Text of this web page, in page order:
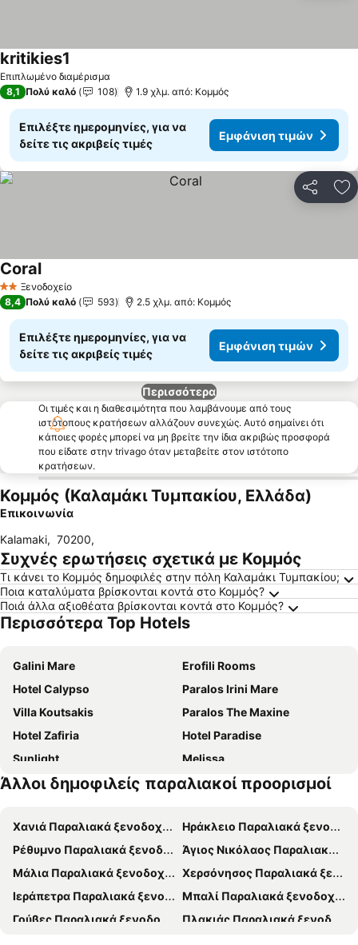
Επιπλωμένο διαμέρισμα
kritikies1
8,1 Πολύ καλό 108 1.9 χλμ. από: Κομμός
Επιλέξτε ημερομηνίες, για να
δείτε τις ακριβείς τιμές
Εμφάνιση τιμών
2 ΑστέριαΞενοδοχείο
Coral
8,4 Πολύ καλό 593 2.5 χλμ. από: Κομμός
Επιλέξτε ημερομηνίες, για να
δείτε τις ακριβείς τιμές
Εμφάνιση τιμών
Περισσότερα
Οι τιμές και η διαθεσιμότητα που λαμβάνουμε από τους
ιστότοπους κρατήσεων αλλάζουν συνεχώς. Αυτό σημαίνει ότι
κάποιες φορές μπορεί να μη βρείτε την ίδια ακριβώς προσφορά
που είδατε στην trivago όταν μεταβείτε στον ιστότοπο
κρατήσεων.
Κομμός (Καλαμάκι Τυμπακίου, Ελλάδα)
Επικοινωνία
Kalamaki, 70200,
Συχνές ερωτήσεις σχετικά με Κομμός
Τι κάνει το Κομμός δημοφιλές στην πόλη Καλαμάκι Τυμπακίου;
Ποια καταλύματα βρίσκονται κοντά στο Κομμός?
Ποιά άλλα αξιοθέατα βρίσκονται κοντά στο Κομμός?
Περισσότερα Top Hotels
Galini Mare
Erofili Rooms
Hotel Calypso
Paralos Irini Mare
Villa Koutsakis
Paralos The Maxine
Hotel Zafiria
Hotel Paradise
Sunlight
Melissa
Akteon Rooms
Ξενοδοχείο Ίδη
Minos
Alexander Beach
Νέος Μάταλα πρώην Ξενοφών
Pension Nikos
Eva Marina Hotel
Adonis Hotel
Astoria
Hotel Areti
ARTEMIS beach studios
Matala Bay Hotel
Άλλοι δημοφιλείς παραλιακοί προορισμοί
Χανιά Παραλιακά ξενοδοχεία
Ηράκλειο Παραλιακά ξενοδοχεία
Ρέθυμνο Παραλιακά ξενοδοχεία
Άγιος Νικόλαος Παραλιακά ξενοδοχεία
Μάλια Παραλιακά ξενοδοχεία
Χερσόνησος Παραλιακά ξενοδοχεία
Ιεράπετρα Παραλιακά ξενοδοχεία
Μπαλί Παραλιακά ξενοδοχεία
Γούβες Παραλιακά ξενοδοχεία
Πλακιάς Παραλιακά ξενοδοχεία